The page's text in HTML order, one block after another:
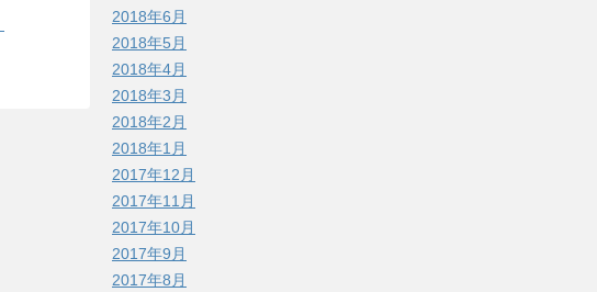
2018年6月
2018年5月
2018年4月
2018年3月
2018年2月
2018年1月
2017年12月
2017年11月
2017年10月
2017年9月
2017年8月